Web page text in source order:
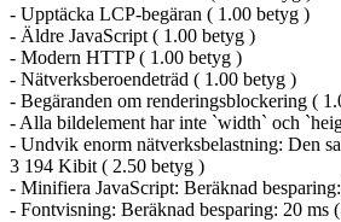
- Upptäcka LCP-begäran ( 1.00 betyg )
- Äldre JavaScript ( 1.00 betyg )
- Modern HTTP ( 1.00 betyg )
- Nätverksberoendeträd ( 1.00 betyg )
- Begäranden om renderingsblockering (
- Alla bildelement har inte `width` och
- Undvik enorm nätverksbelastning: Den
3 194 Kibit ( 2.50 betyg )
- Minifiera JavaScript: Beräknad
- Fontvisning: Beräknad besparing: 20 ms